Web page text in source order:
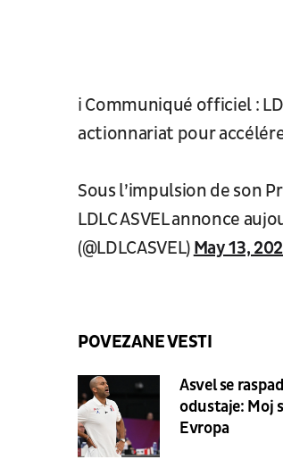
ℹ️ Communiqué officiel :
actionnariat pour
Sous l’impulsion de son
LDLC ASVEL annonce
(@LDLCASVEL) May 13,
POVEZANE VESTI
Asvel se
odustaje: Moj
Evropa